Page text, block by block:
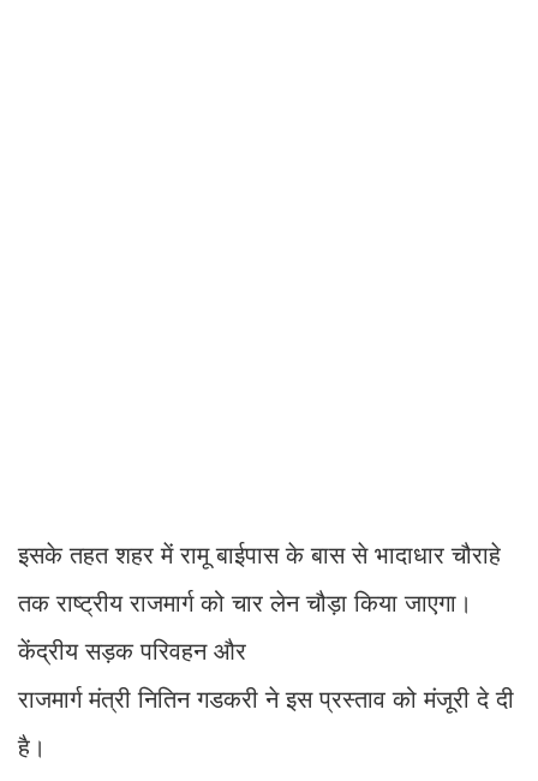
इसके तहत शहर में रामू बाईपास के बास से भादाधार चौराहे
तक राष्ट्रीय राजमार्ग को चार लेन चौड़ा किया जाएगा।
केंद्रीय सड़क परिवहन और
राजमार्ग मंत्री नितिन गडकरी ने इस प्रस्ताव को मंजूरी दे दी
है।